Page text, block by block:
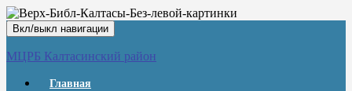
Вкл/выкл навигации
МЦРБ Калтасинский район
Главная